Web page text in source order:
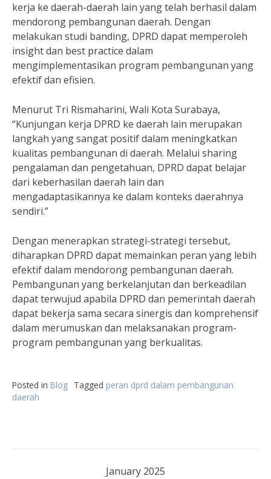
kerja ke daerah-daerah lain yang telah berhasil dalam
mendorong pembangunan daerah. Dengan
melakukan studi banding, DPRD dapat memperoleh
insight dan best practice dalam
mengimplementasikan program pembangunan yang
efektif dan efisien.
Menurut Tri Rismaharini, Wali Kota Surabaya,
“Kunjungan kerja DPRD ke daerah lain merupakan
langkah yang sangat positif dalam meningkatkan
kualitas pembangunan di daerah. Melalui sharing
pengalaman dan pengetahuan, DPRD dapat belajar
dari keberhasilan daerah lain dan
mengadaptasikannya ke dalam konteks daerahnya
sendiri.”
Dengan menerapkan strategi-strategi tersebut,
diharapkan DPRD dapat memainkan peran yang lebih
efektif dalam mendorong pembangunan daerah.
Pembangunan yang berkelanjutan dan berkeadilan
dapat terwujud apabila DPRD dan pemerintah daerah
dapat bekerja sama secara sinergis dan komprehensif
dalam merumuskan dan melaksanakan program-
program pembangunan yang berkualitas.
Posted in Blog Tagged peran dprd dalam pembangunan
daerah
January 2025